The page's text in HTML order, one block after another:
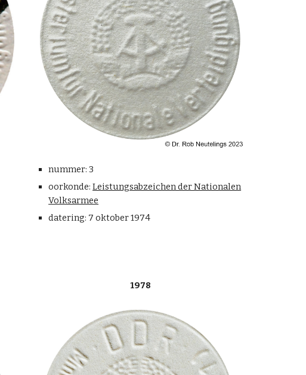
nummer:3
oorkonde:Leistungsabzeichen der Nationalen
Volksarmee
datering: 7 oktober 1974
1978